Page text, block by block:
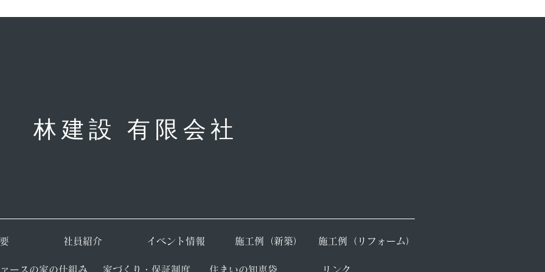
林建設 有限会社
​社員紹介 ​イベント情報 ​施工例（新築） ​施工例（リフォーム）
ースの家の仕組み ​家づくり・保証制度 ​住まいの知恵袋 ​リンク